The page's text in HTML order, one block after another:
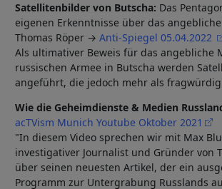
Satellitenbilder von Butscha: Das
eigenen Erkenntnisse über das angebliche
Thomas Röper → Anti-Spiegel 05.04.2022
Als ultimativer Beweis für das angebliche
russischen Armee in Butscha werden
angeführt, die jedoch mehr als
Wie die Geheimdienste & Medien
acTVism Munich Youtube Oktober 2021
"In diesem Video sprechen wir mit Max
investigativer Journalist und Gründer von
über seinen neuesten Artikel, der ein
Programm zur Untergrabung Russlands